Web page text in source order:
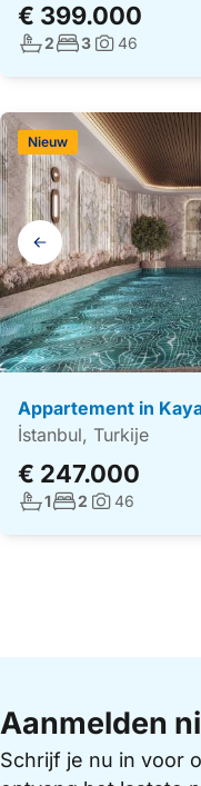
€ 399.000
Aantal badkamers:
2Aantal slaapkamers:
3Foto's:
46
Galerij
navigatie
Appartement in
İstanbul, Turkije
€ 247.000
Nieuw
Aantal badkamers:
1Aantal slaapkamers:
2 Foto's:
46
Aanmelden
Schrijf je nu in voor